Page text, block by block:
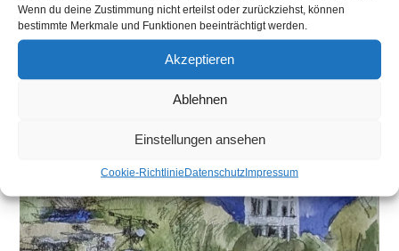
Wenn du deine Zustimmung nicht erteilst oder zurückziehst, können
bestimmte Merkmale und Funktionen beeinträchtigt werden.
Akzeptieren
Ablehnen
Einstellungen ansehen
Cookie-RichtlinieDatenschutzImpressum